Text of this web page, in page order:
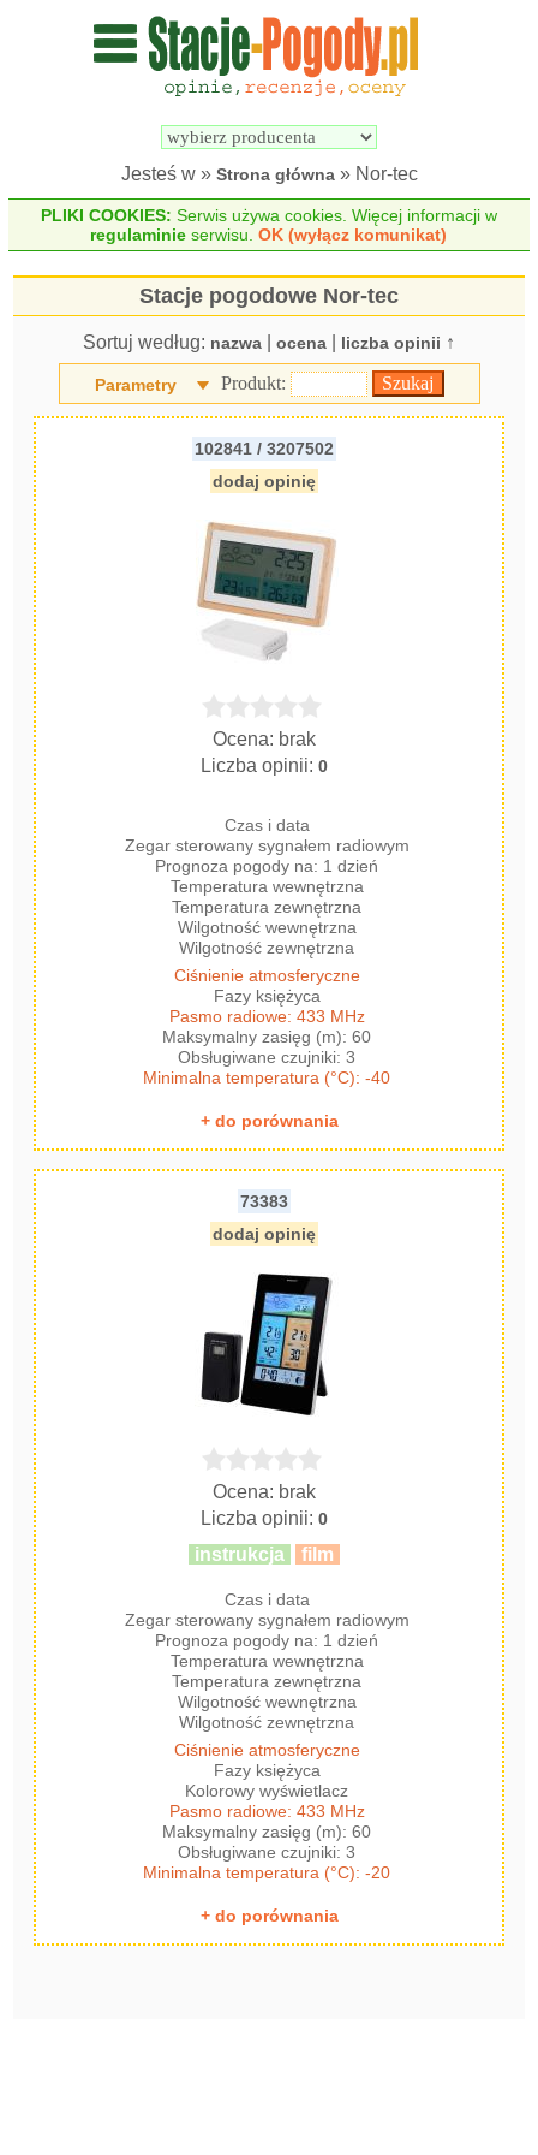
Wyszukiwarka
pogodowych
Jesteś w » Strona główna» Nor-tec
PLIKI COOKIES: Serwis używa cookies. Więcej informacji w
regulaminie serwisu.OK (wyłącz komunikat)
Stacje pogodowe Nor-tec
Sortuj według: nazwa ocena liczba opinii ↑
Parametry Produkt:
102841 / 3207502
dodaj opinię
Ocena: brak
Liczba opinii:0
Czas i data
Zegar sterowany sygnałem radiowym
Prognoza pogody na: 1 dzień
Temperatura wewnętrzna
Temperatura zewnętrzna
Wilgotność wewnętrzna
Wilgotność zewnętrzna
Ciśnienie atmosferyczne
Fazy księżyca
Pasmo radiowe: 433 MHz
Maksymalny zasięg (m): 60
Obsługiwane czujniki: 3
Minimalna temperatura (°C): -40
+ do porównania
73383
dodaj opinię
Ocena: brak
Liczba opinii:0
instrukcja film
Czas i data
Zegar sterowany sygnałem radiowym
Prognoza pogody na: 1 dzień
Temperatura wewnętrzna
Temperatura zewnętrzna
Wilgotność wewnętrzna
Wilgotność zewnętrzna
Ciśnienie atmosferyczne
Fazy księżyca
Kolorowy wyświetlacz
Pasmo radiowe: 433 MHz
Maksymalny zasięg (m): 60
Obsługiwane czujniki: 3
Minimalna temperatura (°C): -20
+ do porównania